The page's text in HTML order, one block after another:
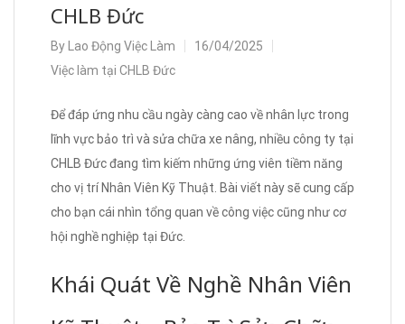
CHLB Đức
By Lao Động Việc Làm
16/04/2025
Việc làm tại CHLB Đức
Để đáp ứng nhu cầu ngày càng cao về nhân lực trong
lĩnh vực bảo trì và sửa chữa xe nâng, nhiều công ty tại
CHLB Đức đang tìm kiếm những ứng viên tiềm năng
cho vị trí Nhân Viên Kỹ Thuật. Bài viết này sẽ cung cấp
cho bạn cái nhìn tổng quan về công việc cũng như cơ
hội nghề nghiệp tại Đức.
Khái Quát Về Nghề Nhân Viên